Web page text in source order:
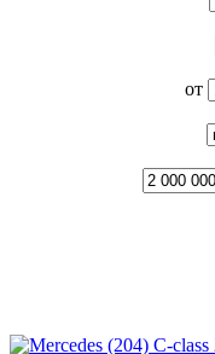
от